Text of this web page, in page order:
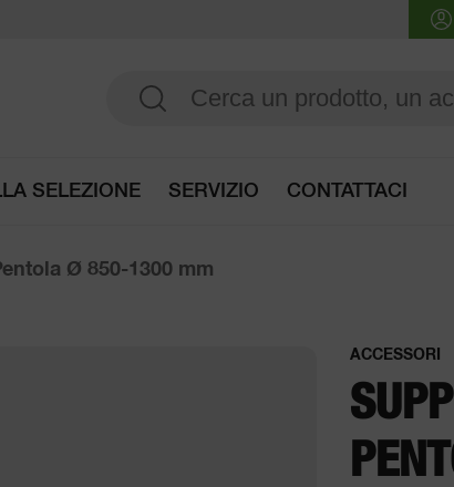
SELEZIONE SERVIZIO CONTATTACI
Ø 850-1300 mm
ACCESSORI
Accedi guida alla selezione